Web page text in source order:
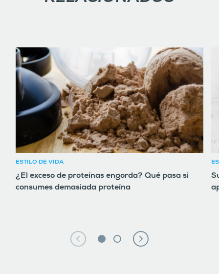
ESTILO DE VIDA
¿El exceso de proteínas engorda? Qué pasa si
consumes demasiada proteína